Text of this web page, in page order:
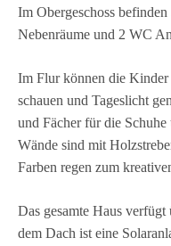
Im Ober­ge­schoss
Neben­räume und 2 WC
Im Flur kön­nen die
schauen und Tages­licht
und Fächer für die
Wände sind mit
Far­ben regen zum
Das gesamte Haus
dem Dach ist eine